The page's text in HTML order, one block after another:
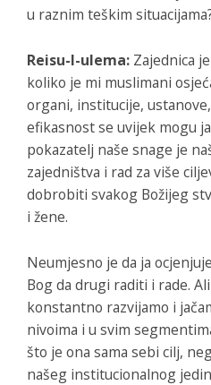
u raznim teškim
Reisu-l-ulema: Zajednica
koliko je mi muslimani
organi, institucije,
efikasnost se uvijek mogu
pokazatelj naše snage je
zajedništva i rad za više
dobrobiti svakog Božijeg
i žene.
Neumjesno je da ja
Bog da drugi raditi i rade.
konstantno razvijamo i
nivoima i u svim
što je ona sama sebi cilj,
našeg institucionalnog